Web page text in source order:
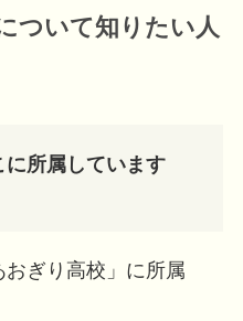
ついて知りたい人
所属しています
ぎり高校」に所属